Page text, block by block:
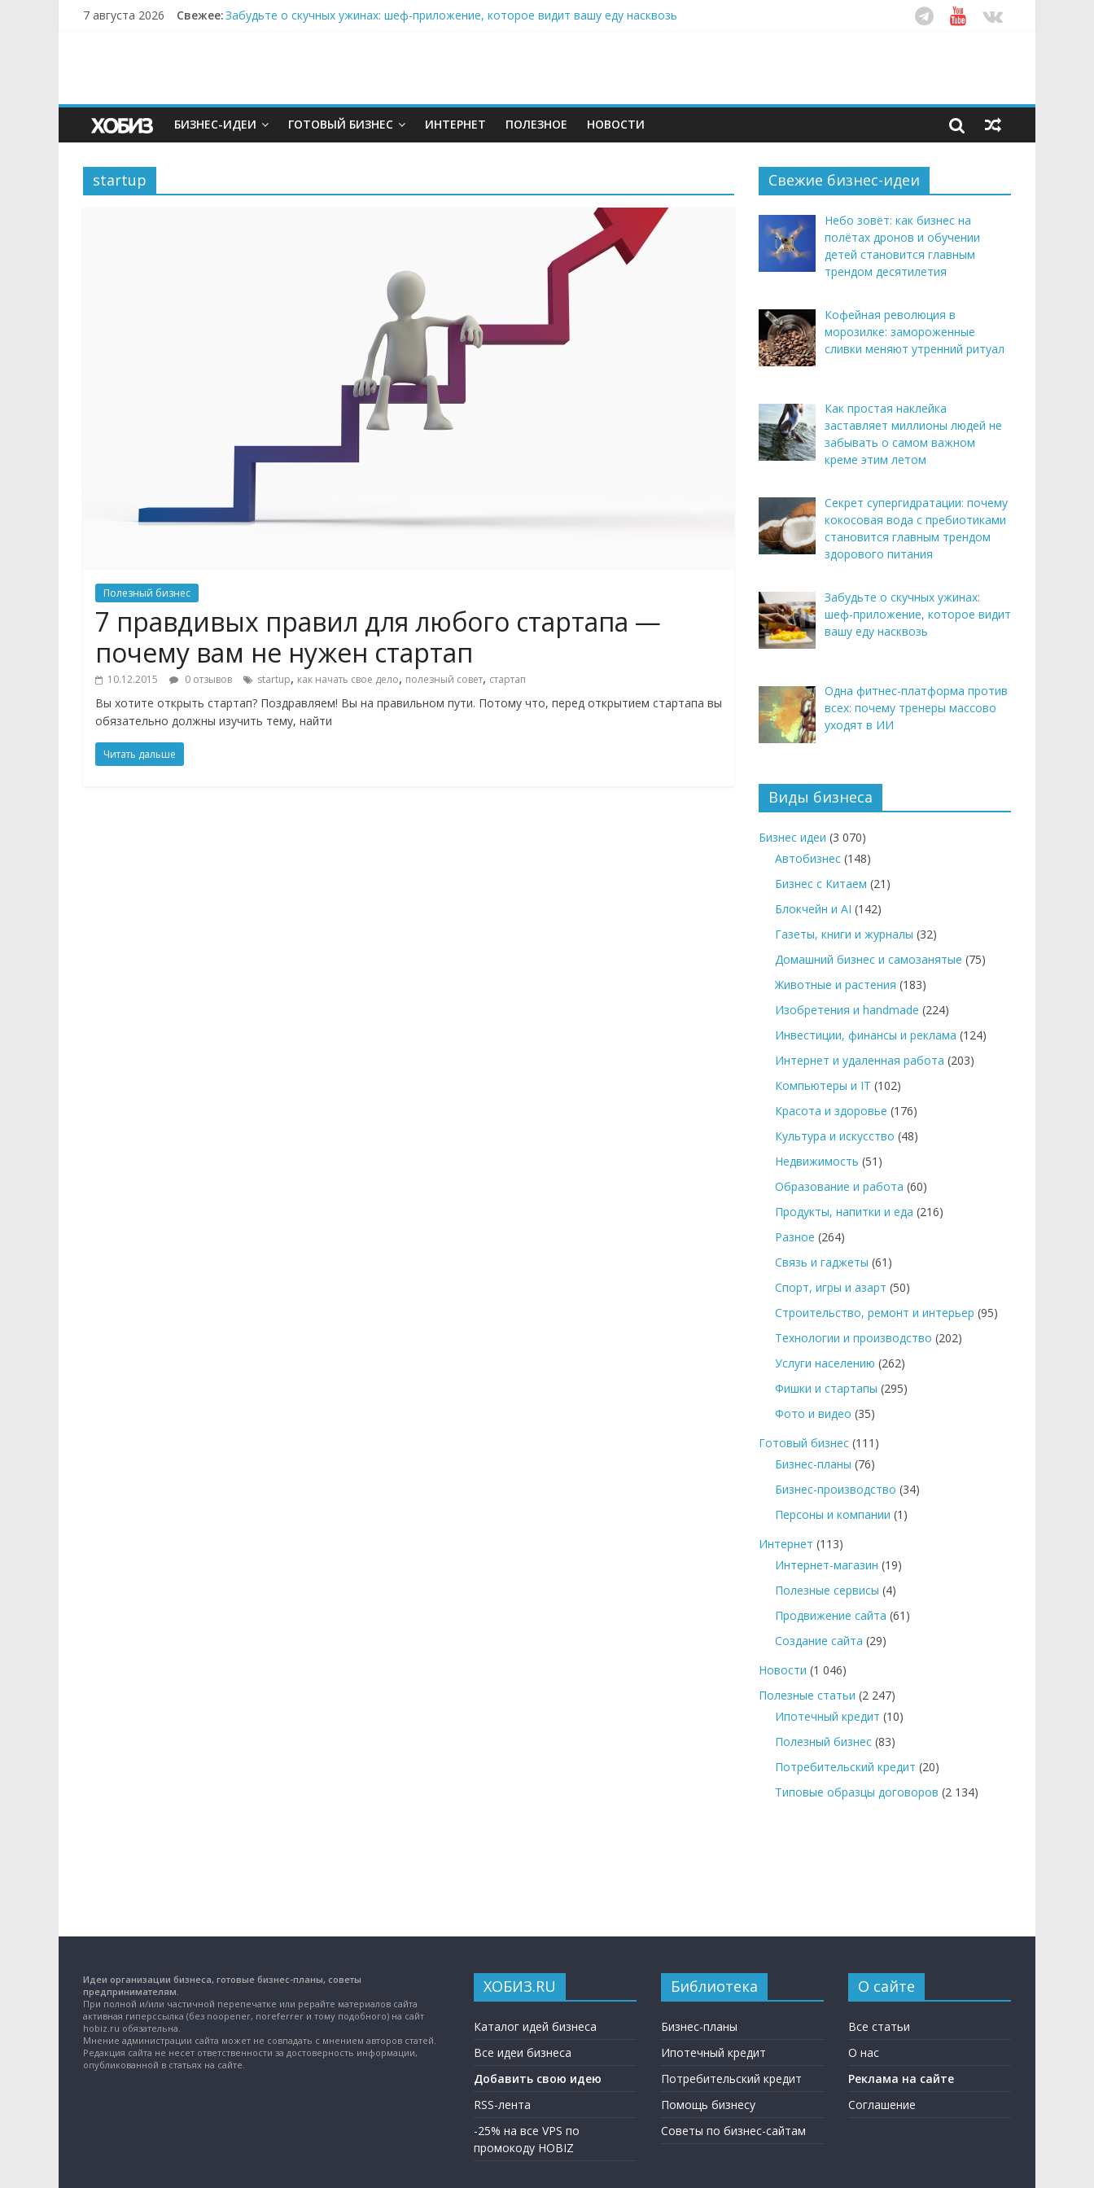
7 августа 2026 Свежее:Забудьте о скучных ужинах: шеф-приложение, которое видит вашу еду насквозь
БИЗНЕС-ИДЕИ ГОТОВЫЙ БИЗНЕС ИНТЕРНЕТ ПОЛЕЗНОЕ НОВОСТИ
startup
Полезный бизнес
7 правдивых правил для любого стартапа —
почему вам не нужен стартап
10.12.2015 0 отзывов startup, как начать свое дело, полезный совет, стартап
Вы хотите открыть стартап? Поздравляем! Вы на правильном пути. Потому что, перед открытием стартапа вы
обязательно должны изучить тему, найти
Читать дальше
Свежие бизнес-идеи
Небо зовёт: как бизнес на
полётах дронов и обучении
детей становится главным
трендом десятилетия
Кофейная революция в
морозилке: замороженные
сливки меняют утренний ритуал
Как простая наклейка
заставляет миллионы людей не
забывать о самом важном
креме этим летом
Секрет супергидратации: почему
кокосовая вода с пребиотиками
становится главным трендом
здорового питания
Забудьте о скучных ужинах:
шеф-приложение, которое видит
вашу еду насквозь
Одна фитнес-платформа против
всех: почему тренеры массово
уходят в ИИ
Виды бизнеса
Бизнес идеи (3 070)
Автобизнес (148)
Бизнес с Китаем (21)
Блокчейн и AI (142)
Газеты, книги и журналы (32)
Домашний бизнес и самозанятые (75)
Животные и растения (183)
Изобретения и handmade (224)
Инвестиции, финансы и реклама (124)
Интернет и удаленная работа (203)
Компьютеры и IT (102)
Красота и здоровье (176)
Культура и искусство (48)
Недвижимость (51)
Образование и работа (60)
Продукты, напитки и еда (216)
Разное (264)
Связь и гаджеты (61)
Спорт, игры и азарт (50)
Строительство, ремонт и интерьер (95)
Технологии и производство (202)
Услуги населению (262)
Фишки и стартапы (295)
Фото и видео (35)
Готовый бизнес (111)
Бизнес-планы (76)
Бизнес-производство (34)
Персоны и компании (1)
Интернет (113)
Интернет-магазин (19)
Полезные сервисы (4)
Продвижение сайта (61)
Создание сайта (29)
Новости (1 046)
Полезные статьи (2 247)
Ипотечный кредит (10)
Полезный бизнес (83)
Потребительский кредит (20)
Типовые образцы договоров (2 134)
Идеи организации бизнеса, готовые бизнес-планы, советы
предпринимателям.
При полной и/или частичной перепечатке или рерайте материалов сайта
активная гиперссылка (без noopener, noreferrer и тому подобного) на сайт
hobiz.ru обязательна.
Мнение администрации сайта может не совпадать с мнением авторов статей.
Редакция сайта не несет ответственности за достоверность информации,
опубликованной в статьях на сайте.
ХОБИЗ.RU
Каталог идей бизнеса
Все идеи бизнеса
Добавить свою идею
RSS-лента
-25% на все VPS по
промокоду HOBIZ
Библиотека
Бизнес-планы
Ипотечный кредит
Потребительский кредит
Помощь бизнесу
Советы по бизнес-сайтам
О сайте
Все статьи
О нас
Реклама на сайте
Соглашение